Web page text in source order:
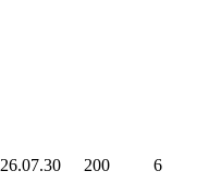
26.07.30 200 6